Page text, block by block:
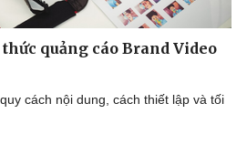
quảng cáo Brand Video
cách nội dung, cách thiết lập và tối